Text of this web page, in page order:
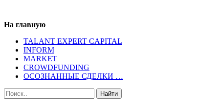
На главную
TALANT EXPERT CAPITAL
INFORM
MARKET
CROWDFUNDING
ОСОЗНАННЫЕ СДЕЛКИ …